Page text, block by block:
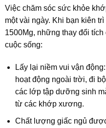
Việc chăm sóc sức khỏe
một vài ngày. Khi bạn kiên
1500Mg, những thay đổi
cuộc sống:
Lấy lại niềm vui vận
hoạt động ngoài trời, đi
các lớp tập dưỡng sinh
từ các khớp xương.
Chất lượng giấc ngủ